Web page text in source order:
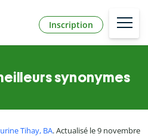
Inscription
synonymes
Tihay, BA. Actualisé le 9 novembre